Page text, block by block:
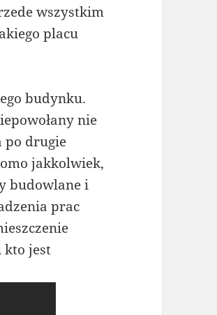
wszystkim
placu
budynku.
nie
po drugie
jakkolwiek,
budowlane i
prac
kto jest